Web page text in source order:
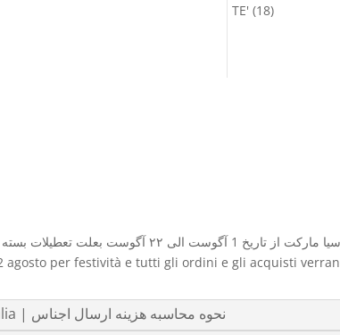
TE' (18)
و کلیه سفارشات و خرید بعد از ۲۲ آگوست ارسال میگردد
agosto per festività e tutti gli ordini e gli acquisti
listino prezzi di spedizioni in italia | نحوه محاسبه هزینه ارسال اجناس